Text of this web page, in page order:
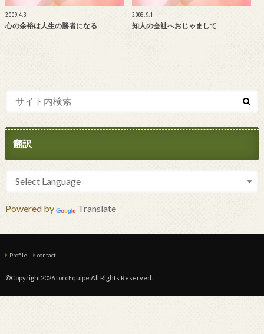
2009.4.3
心の余裕は人生の勝者になる
2008.9.1
知人の会社へおじゃまして
翻訳
Powered by Translate
Profile contact
©Copyright2026forcEquipe .All Rights Reserved.